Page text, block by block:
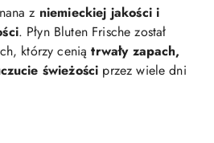
z niemieckiej jakości i
. Płyn Bluten Frische został
którzy ceniątrwały zapach,
świeżości przez wiele dni